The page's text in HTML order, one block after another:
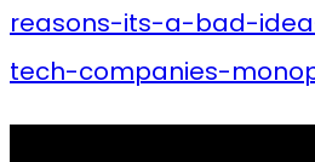
reasons-its-a-bad-
tech-companies-